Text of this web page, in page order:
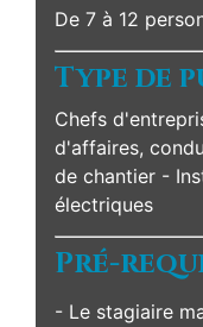
De 7 à 12
Type de
Chefs
d'affaires,
de chantier -
électriques
Pré-
- Le stagiaire